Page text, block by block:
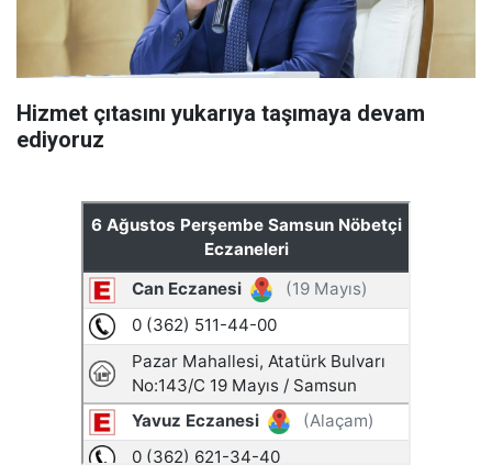
Hizmet çıtasını yukarıya taşımaya devam
ediyoruz